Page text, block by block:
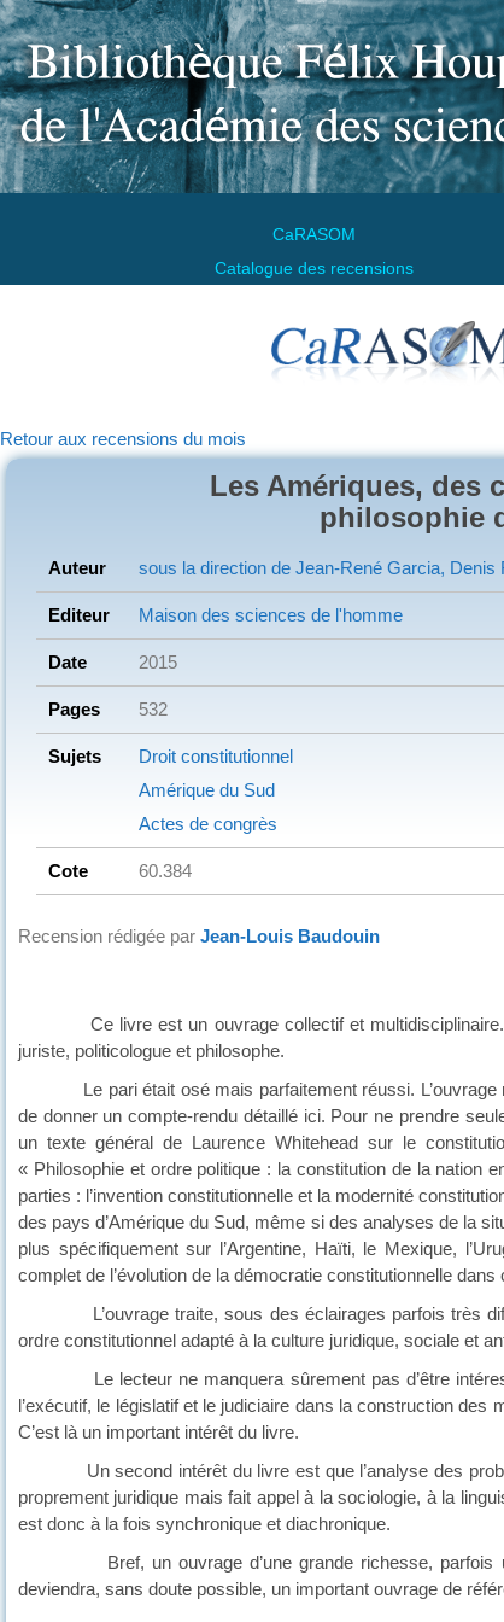
CaRASOM
Catalogue des recensions
Retour aux recensions du mois
Les Amériques, des
philosophie
Auteur sous la direction de Jean-René Garcia, Denis
Editeur Maison des sciences de l'homme
Date 2015
Pages 532
Sujets
Droit constitutionnel
Amérique du Sud
Actes de congrès
Cote 60.384
Recension rédigée par Jean-Louis Baudouin
Ce livre est un ouvrage collectif et multidisciplinaire.
juriste, politicologue et philosophe.
Le pari était osé mais parfaitement réussi. L’ouvrage
de donner un compte-rendu détaillé ici. Pour ne prendre
un texte général de Laurence Whitehead sur le
« Philosophie et ordre politique : la constitution de la nation
parties : l’invention constitutionnelle et la modernité
des pays d’Amérique du Sud, même si des analyses de la
plus spécifiquement sur l’Argentine, Haïti, le Mexique,
complet de l’évolution de la démocratie constitutionnelle dans
L’ouvrage traite, sous des éclairages parfois très
ordre constitutionnel adapté à la culture juridique, sociale et
Le lecteur ne manquera sûrement pas d’être
l’exécutif, le législatif et le judiciaire dans la construction
C’est là un important intérêt du livre.
Un second intérêt du livre est que l’analyse des
proprement juridique mais fait appel à la sociologie, à la
est donc à la fois synchronique et diachronique.
Bref, un ouvrage d’une grande richesse, parfois un
deviendra, sans doute possible,